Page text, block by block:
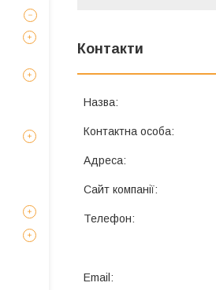
Контакти